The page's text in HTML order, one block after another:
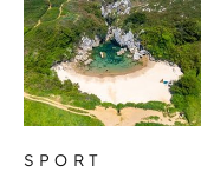
SPORT